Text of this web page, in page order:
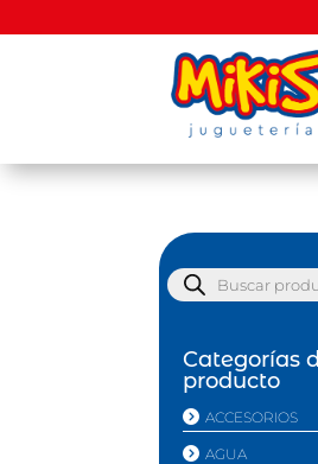
Búsqueda
de
productos
Categorías
producto
ACCESORIOS
AGUA